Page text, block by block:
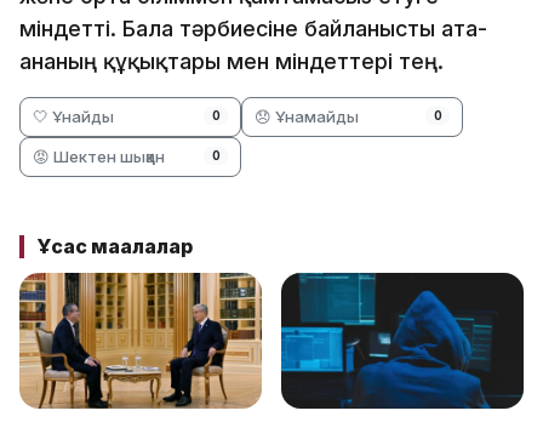
міндетті. Бала тәрбиесіне байланысты ата-
ананың құқықтары мен міндеттері тең.
🤍 Ұнайды 0 😞 Ұнамайды 0
😡 Шектен шыққан 0
Ұқсас мақалалар